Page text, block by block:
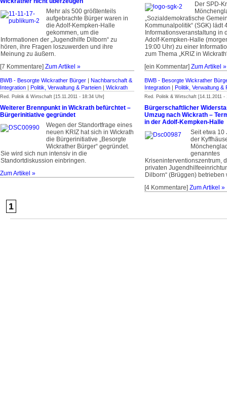
Mehr als 500 größtenteils
aufgebrachte Bürger waren in
die Adolf-Kempken-Halle
gekommen, um die
Informationen der „Jugendhilfe Dilborn“ zu
hören, ihre Fragen loszuwerden und ihre
Meinung zu äußern.
[7 Kommentare] Zum Artikel »
Der SPD-
„Sozialdemokratische
Kommunalpolitik“ (SGK) lädt
Informationsveranstaltung in
Adolf-Kempken-Halle
19:00 Uhr) zu einer
zum Thema „KRIZ in
[ein Kommentar] Zum Artikel »
BWB - Besorgte Wickrather Bürger | Nachbarschaft &
Integration | Politik, Verwaltung & Parteien | Wickrath
Red. Politik & Wirtschaft [15.11.2011 - 18:34 Uhr]
Weiterer Brennpunkt in Wickrath befürchtet –
Bürgerinitiative gegründet
Wegen der Standortfrage eines
neuen KRIZ hat sich in Wickrath
die Bürgerinitiative „Besorgte
Wickrather Bürger“ gegründet.
Sie wird sich nun intensiv in die
Standortdiskussion einbringen.
Zum Artikel »
BWB - Besorgte Wickrather
Integration | Politik, Verwaltung &
Red. Politik & Wirtschaft [14.11.2011 -
Bürgerschaftlicher
Umzug nach Wickrath –
in der Adolf-Kempken-Halle
Seit etwa 10
der
genanntes
Kriseninterventionszentrum,
privaten
Dilborn“ (Brüggen) betrieben
[4 Kommentare] Zum Artikel »
1